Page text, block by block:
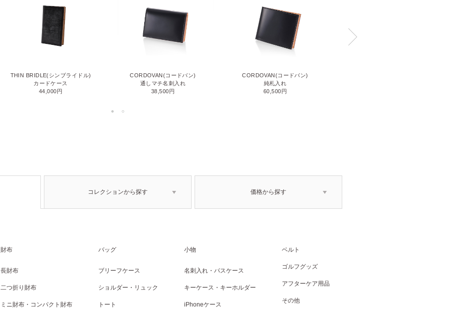
THIN BRIDLE(シンブライドル)
カードケース
44,000円
CORDOVAN(コードバン)
通しマチ名刺入れ
38,500円
CORDOVAN(コードバン)
純札入れ
60,500円
コレクションから探す 価格から探す
財布
長財布
二つ折り財布
ミニ財布・コンパクト財布
バッグ
ブリーフケース
ショルダー・リュック
トート
小物
名刺入れ・パスケース
キーケース・キーホルダー
iPhoneケース
ベルト
ゴルフグッズ
アフターケア用品
その他